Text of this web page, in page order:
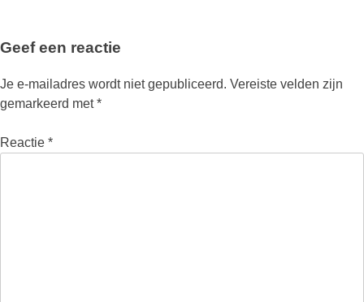
Geef een reactie
Je e-mailadres wordt niet gepubliceerd. Vereiste velden zijn
gemarkeerd met*
Reactie *